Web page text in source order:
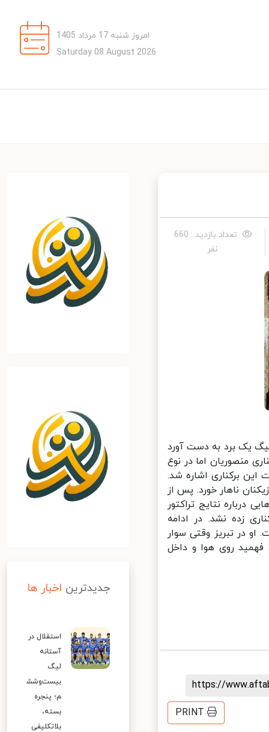
امروز شنبه 17 مرداد 1405
Saturday 08 August 2026
تعداد بازدید : 660
نفر
او در حالی کنار رفت در 5 هفته اول لیگ یک برد به دست آورد
منصوریان اما در نوع
برکناری اشاره شد.
ناهار خورد. پس از
نتایج تراکتور
زده نشد. در ادامه
در تبریز وقتی سوار
روی هوا و داخل
https://
PRINT
جدیدترین اخبار ها
استقلال در
آستانه
لیگ
بیست‌وشش
م؛ پنجره
بسته،
بلاتکلیفی